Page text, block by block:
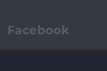
Facebook